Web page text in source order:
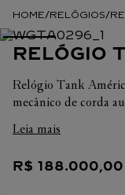
RELÓGIOS
RELÓGIO
Relógio Tank
mecânico de corda
com acabamento
crocodilo bordeaux
Leia mais
R$ 188.000,00